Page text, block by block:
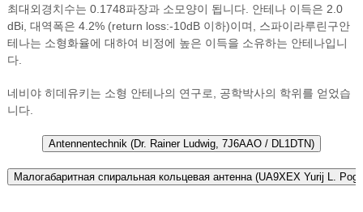
최대외경치수는 0.1748파장과 소모양이 됩니다. 안테나 이득은 2.0
dBi, 대역폭은 4.2% (return loss:-10dB 이하)이며, 스파이라루린구안
테나는 소형화율에 대하여 비정에 높은 이득을 소유하는 안테나입니
다.
네비야 히데유키는 소형 안테나의 연구로, 공학박사의 학위를 얻었습
니다.